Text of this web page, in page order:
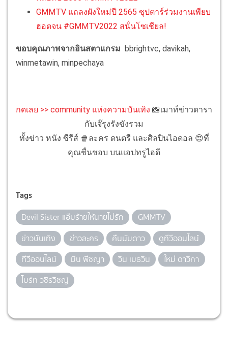
GMMTV แถลงผังใหม่ปี 2565 ซุปตาร์ร่วมงานเพียบ
ฮอตจน #GMMTV2022 สนั่นโซเชียล!
ขอบคุณภาพจากอินสตาแกรม bbrightvc, davikah,
winmetawin, minpechaya
กดเลย >> community แห่งความบันเทิง 📸เมาท์ข่าวดารา
กับเจ๊รุงรังขังรวม
ทั้งข่าว หนัง ซีรีส์ 🍿ละคร ดนตรี และศิลปินไอดอล 😍ที่
คุณชื่นชอบ บนแอปทรูไอดี
Tags
Devil Sister แอ๊บร้ายให้นายไม่รัก
GMMTV
ข่าวบันเทิง
ข่าวละคร คืนนับดาว
ดูทีวีออนไลน์
ทีวีออนไลน์
มิน พีชญา วิน เมธวิน
ใหม่ ดาวิกา
ไบร์ท วชิรวิชญ์